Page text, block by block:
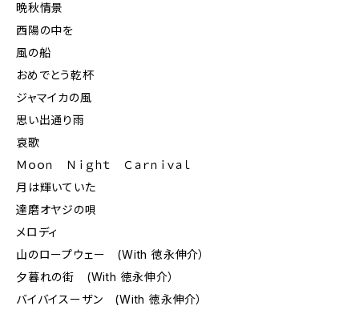
晩秋情景
西陽の中を
風の船
おめでとう乾杯
ジャマイカの風
思い出通り雨
哀歌
Ｍｏｏｎ Ｎｉｇｈｔ Ｃａｒｎｉｖａｌ
月は輝いていた
達磨オヤジの唄
メロディ
山のロープウェー (With 徳永伸介）
夕暮れの街 (With 徳永伸介）
バイバイスーザン (With 徳永伸介）